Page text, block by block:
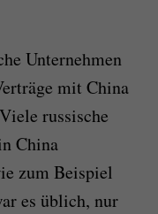
Unternehmen
mit China
russische
China
zum Beispiel
es üblich, nur